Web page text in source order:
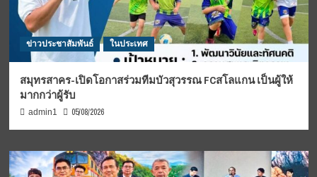
ข่าวประชาสัมพันธ์ ในประเทศ
สมุทรสาคร-เปิดโอกาสร่วมทีมบัวสุวรรณ FCสโลแกน เป็นผู้ให้
มากกว่าผู้รับ
admin1 05/08/2026